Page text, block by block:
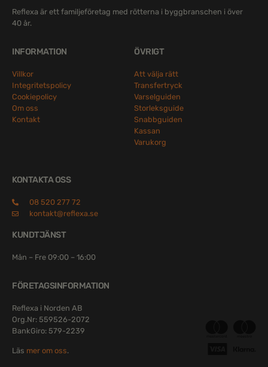
Reflexa är ett familjeföretag med rötterna i byggbranschen i över
40 år.
INFORMATION
Villkor
Integritetspolicy
Cookiepolicy
Om oss
Kontakt
ÖVRIGT
Att välja rätt
Transfertryck
Varselguiden
Storleksguide
Snabbguiden
Kassan
Varukorg
KONTAKTA OSS
08 520 277 72
kontakt@reflexa.se
KUNDTJÄNST
Mån – Fre 09:00 – 16:00
FÖRETAGSINFORMATION
Reflexa i Norden AB
Org.Nr: 559526-2072
BankGiro: 579-2239
Läs mer om oss.